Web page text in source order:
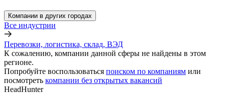
Компании в других городах
Все индустрии
Перевозки, логистика, склад, ВЭД
К сожалению, компании данной сферы не найдены в этом
регионе.
Попробуйте воспользоваться поиском по компаниям или
посмотреть компании без открытых вакансий
HeadHunter